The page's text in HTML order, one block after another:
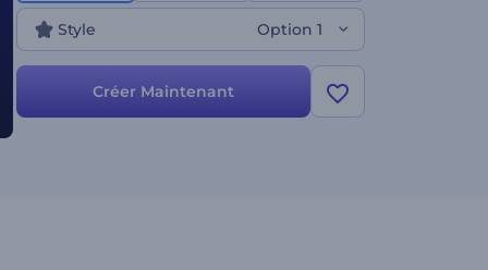
technologiques et à bien d'autres usages. Essayez-
le maintenant !
Style Option 1
Créer Maintenant